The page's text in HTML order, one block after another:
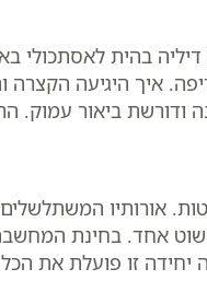
בהית לאסתכולי
איך היגיעה הקצרה
ביאור עמוק.
אורותיו
אחד. בחינת
זו פועלת את